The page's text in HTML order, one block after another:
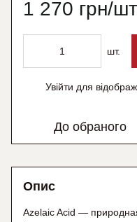
1 270 грн/
шт.
Увійти для
До обраного
Опис
Azelaic Acid —